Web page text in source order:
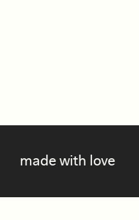
love